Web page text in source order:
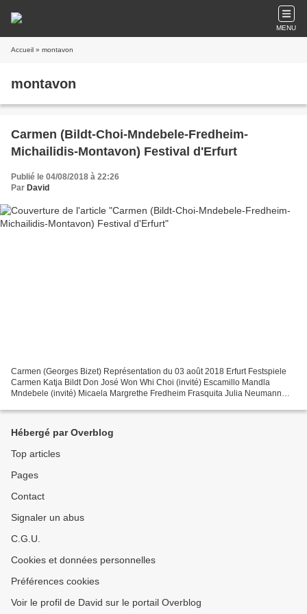
MENU
Accueil » montavon
montavon
Carmen (Bildt-Choi-Mndebele-Fredheim-
Michailidis-Montavon) Festival d'Erfurt
Publié le 04/08/2018 à 22:26
Par David
Carmen (Georges Bizet) Représentation du 03 août 2018 Erfurt Festspiele
Carmen Katja Bildt Don José Won Whi Choi (invité) Escamillo Mandla
Mndebele (invité) Micaela Margrethe Fredheim Frasquita Julia Neumann
Hébergé par Overblog
Top articles
Pages
Contact
Signaler un abus
C.G.U.
Cookies et données personnelles
Préférences cookies
Voir le profil de David sur le portail Overblog